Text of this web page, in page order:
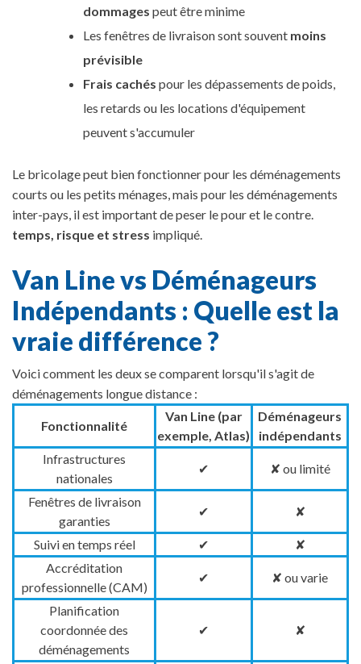
dommages peut être minime
Les fenêtres de livraison sont souvent moins
prévisible
Frais cachés pour les dépassements de poids,
les retards ou les locations d'équipement
peuvent s'accumuler
Le bricolage peut bien fonctionner pour les déménagements
courts ou les petits ménages, mais pour les déménagements
inter-pays, il est important de peser le pour et le contre.
temps, risque et stress impliqué.
Van Line vs Déménageurs
Indépendants : Quelle est la
vraie différence ?
Voici comment les deux se comparent lorsqu'il s'agit de
déménagements longue distance :
Fonctionnalité
Van Line (par
exemple, Atlas)
Déménageurs
indépendants
Infrastructures
nationales
✔ ✘ ou limité
Fenêtres de livraison
garanties
✔ ✘
Suivi en temps réel ✔
✘
Accréditation
professionnelle (CAM)
✔ ✘ ou varie
Planification
coordonnée des
déménagements
✔ ✘